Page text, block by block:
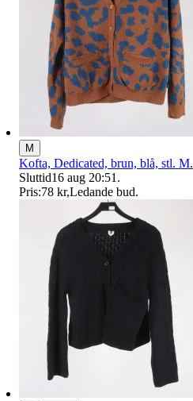
M
Kofta, Dedicated, brun, blå, stl. M.
Sluttid16 aug 20:51 .
Pris:78 kr,Ledande bud.